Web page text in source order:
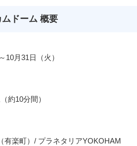
ドーム 概要
10月31日（火）
約10分間）
有楽町）/ プラネタリアYOKOHAM